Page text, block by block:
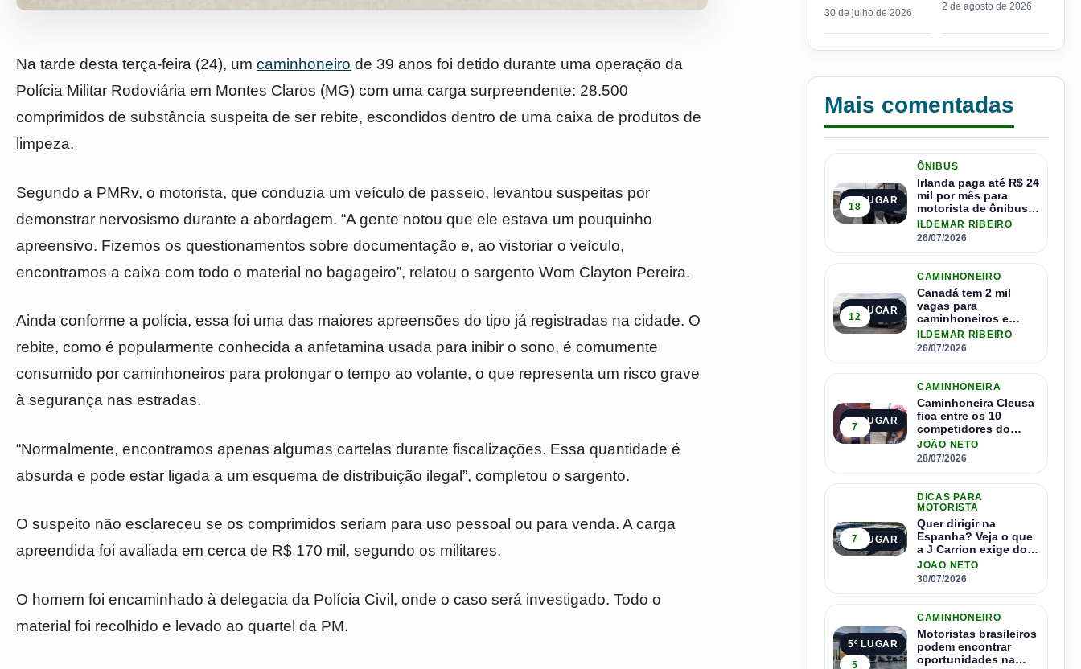
Na tarde desta terça-feira (24), um caminhoneiro de 39 anos foi detido durante uma operação da
Polícia Militar Rodoviária em Montes Claros (MG) com uma carga surpreendente: 28.500
comprimidos de substância suspeita de ser rebite, escondidos dentro de uma caixa de produtos de
limpeza.
Segundo a PMRv, o motorista, que conduzia um veículo de passeio, levantou suspeitas por
demonstrar nervosismo durante a abordagem. “A gente notou que ele estava um pouquinho
apreensivo. Fizemos os questionamentos sobre documentação e, ao vistoriar o veículo,
encontramos a caixa com todo o material no bagageiro”, relatou o sargento Wom Clayton Pereira.
Ainda conforme a polícia, essa foi uma das maiores apreensões do tipo já registradas na cidade. O
rebite, como é popularmente conhecida a anfetamina usada para inibir o sono, é comumente
consumido por caminhoneiros para prolongar o tempo ao volante, o que representa um risco grave
à segurança nas estradas.
“Normalmente, encontramos apenas algumas cartelas durante fiscalizações. Essa quantidade é
absurda e pode estar ligada a um esquema de distribuição ilegal”, completou o sargento.
O suspeito não esclareceu se os comprimidos seriam para uso pessoal ou para venda. A carga
apreendida foi avaliada em cerca de R$ 170 mil, segundo os militares.
O homem foi encaminhado à delegacia da Polícia Civil, onde o caso será investigado. Todo o
material foi recolhido e levado ao quartel da PM.
30 de julho de 2026
2 de agosto de 2026
Mais comentadas
1º LUGAR
18
ÔNIBUS
Irlanda paga até R$ 24
mil por mês para
motorista de ônibus e
pode contratar até
1.500 motoristas
ILDEMAR RIBEIRO
26/07/2026
2º LUGAR
12
CAMINHONEIRO
Canadá tem 2 mil
vagas para
caminhoneiros e
salário de até R$ 24
mil por mês
ILDEMAR RIBEIRO
26/07/2026
3º LUGAR
7
CAMINHONEIRA
Caminhoneira Cleusa
fica entre os 10
competidores do
Master Driver Brasil
JOÃO NETO
28/07/2026
4º LUGAR
7
DICAS PARA
MOTORISTA
Quer dirigir na
Espanha? Veja o que
a J Carrion exige dos
brasileiros
JOÃO NETO
30/07/2026
5º LUGAR
5
CAMINHONEIRO
Motoristas brasileiros
podem encontrar
oportunidades na